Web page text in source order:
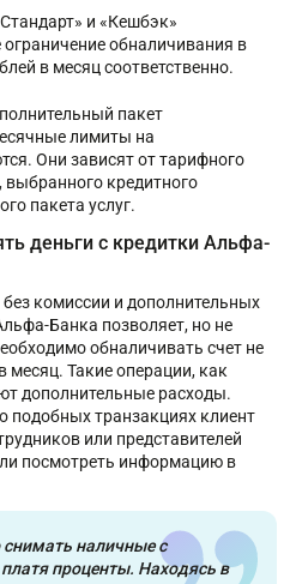
и «Кешбэк»
обналичивания в
в месяц соответственно.
пакет
лимиты на
Они зависят от тарифного
выбранного кредитного
пакета услуг.
деньги с кредитки Альфа-
комиссии и дополнительных
Банка позволяет, но не
обналичивать счет не
месяц. Такие операции, как
дополнительные расходы.
транзакциях клиент
или представителей
посмотреть информацию в
наличные с
проценты. Находясь в